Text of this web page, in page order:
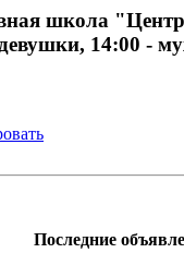
школа
девушки, 14:00 -
Последние